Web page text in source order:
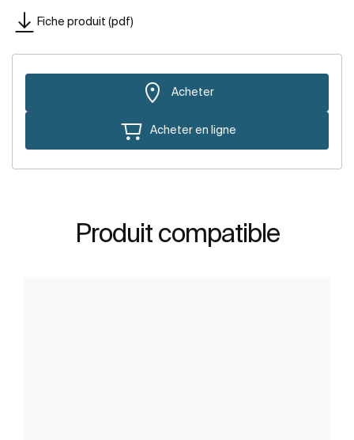
Fiche produit (pdf)
Acheter
Acheter en ligne
Produit compatible